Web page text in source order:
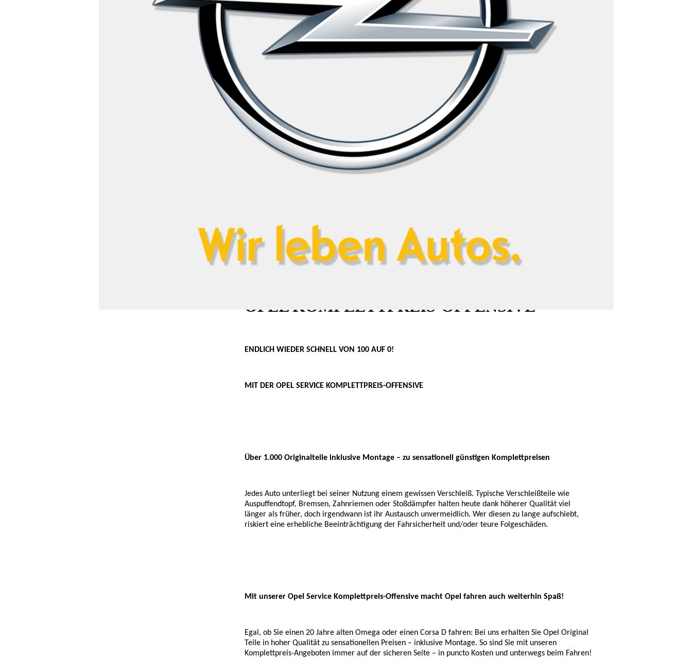
Neue Internetpräsenz
Unsere Website befindet sich derzeit im Neuaufbau.
Sie erreichen uns über Telefon unter 07181 - 99 8 77 0 oder über E-mail info@autohaus-trinkle.de
Vielen Dank für Ihr Verständniss
OPEL KOMPLETTPREIS-OFFENSIVE
ENDLICH WIEDER SCHNELL VON 100 AUF 0!
MIT DER OPEL SERVICE KOMPLETTPREIS-OFFENSIVE
Über 1.000 Originalteile inklusive Montage – zu sensationell günstigen Komplettpreisen
Jedes Auto unterliegt bei seiner Nutzung einem gewissen Verschleiß. Typische Verschleißteile wie
Auspuffendtopf, Bremsen, Zahnriemen oder Stoßdämpfer halten heute dank höherer Qualität viel
länger als früher, doch irgendwann ist ihr Austausch unvermeidlich. Wer diesen zu lange aufschiebt,
riskiert eine erhebliche Beeinträchtigung der Fahrsicherheit und/oder teure Folgeschäden.
Mit unserer Opel Service Komplettpreis-Offensive macht Opel fahren auch weiterhin Spaß!
Egal, ob Sie einen 20 Jahre alten Omega oder einen Corsa D fahren: Bei uns erhalten Sie Opel Original
Teile in hoher Qualität zu sensationellen Preisen – inklusive Montage. So sind Sie mit unseren
Komplettpreis-Angeboten immer auf der sicheren Seite – in puncto Kosten und unterwegs beim Fahren!